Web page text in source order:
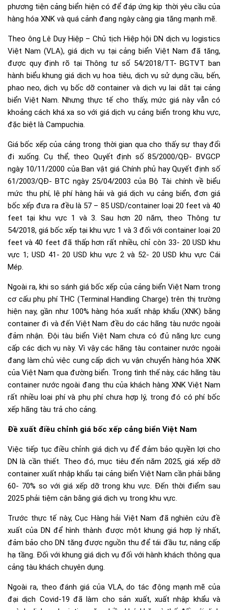
phương tiện cảng biển hiện có để đáp ứng kịp thời yêu cầu của
hàng hóa XNK và quá cảnh đang ngày càng gia tăng mạnh mẽ.
Theo ông Lê Duy Hiệp – Chủ tịch Hiệp hội DN dịch vụ logistics
Việt Nam (VLA), giá dịch vụ tại cảng biển Việt Nam đã tăng,
được quy định rõ tại Thông tư số 54/2018/TT- BGTVT ban
hành biểu khung giá dịch vụ hoa tiêu, dịch vụ sử dụng cầu, bến,
phao neo, dịch vụ bốc dỡ container và dịch vụ lai dắt tại cảng
biển Việt Nam. Nhưng thực tế cho thấy, mức giá này vẫn có
khoảng cách khá xa so với giá dịch vụ cảng biển trong khu vực,
đặc biệt là Campuchia.
Giá bốc xếp của cảng trong thời gian qua cho thấy sự thay đổi
đi xuống. Cụ thể, theo Quyết định số 85/2000/QĐ- BVGCP
ngày 10/11/2000 của Ban vật giá Chính phủ hay Quyết định số
61/2003/QĐ- BTC ngày 25/04/2003 của Bộ Tài chính về biểu
mức thu phí, lệ phí hàng hải và giá dịch vụ cảng biển, đơn giá
bốc xếp đưa ra đều là 57 – 85 USD/container loại 20 feet và 40
feet tại khu vực 1 và 3. Sau hơn 20 năm, theo Thông tư
54/2018, giá bốc xếp tại khu vực 1 và 3 đối với container loại 20
feet và 40 feet đã thấp hơn rất nhiều, chỉ còn 33- 20 USD khu
vực 1; USD 41- 20 USD khu vực 2 và 52- 20 USD khu vực Cái
Mép.
Ngoài ra, khi so sánh giá bốc xếp của cảng biển Việt Nam trong
cơ cấu phụ phí THC (Terminal Handling Charge) trên thị trường
hiện nay, gần như 100% hàng hóa xuất nhập khẩu (XNK) bằng
container đi và đến Việt Nam đều do các hãng tàu nước ngoài
đảm nhận. Đội tàu biển Việt Nam chưa có đủ năng lực cung
cấp các dịch vụ này. Vì vậy các hãng tàu container nước ngoài
đang làm chủ việc cung cấp dịch vụ vận chuyển hàng hóa XNK
của Việt Nam qua đường biển. Trong tình thế này, các hãng tàu
container nước ngoài đang thu của khách hàng XNK Việt Nam
rất nhiều loại phí và phụ phí chưa hợp lý, trong đó có phí bốc
xếp hãng tàu trả cho cảng.
Đề xuất điều chỉnh giá bốc xếp cảng biển Việt Nam
Việc tiếp tục điều chỉnh giá dịch vụ để đảm bảo quyền lợi cho
DN là cần thiết. Theo đó, mục tiêu đến năm 2025, giá xếp dỡ
container xuất nhập khẩu tại cảng biển Việt Nam cần phải bằng
60- 70% so với giá xếp dỡ trong khu vực. Đến thời điểm sau
2025 phải tiệm cận bằng giá dịch vụ trong khu vực.
Trước thực tế này, Cục Hàng hải Việt Nam đã nghiên cứu đề
xuất của DN để hình thành được một khung giá hợp lý nhất,
đảm bảo cho DN tăng được nguồn thu để tái đầu tư, nâng cấp
hạ tầng. Đối với khung giá dịch vụ đối với hành khách thông qua
cảng tàu khách chuyên dụng.
Ngoài ra, theo đánh giá của VLA, do tác động mạnh mẽ của
đại dịch Covid-19 đã làm cho sản xuất, xuất nhập khẩu và